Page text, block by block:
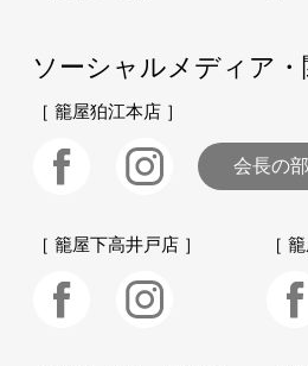
ソーシャルメディア・
［ 籠屋狛江本店 ］
会長の
［ 籠屋下高井戸店 ］ ［